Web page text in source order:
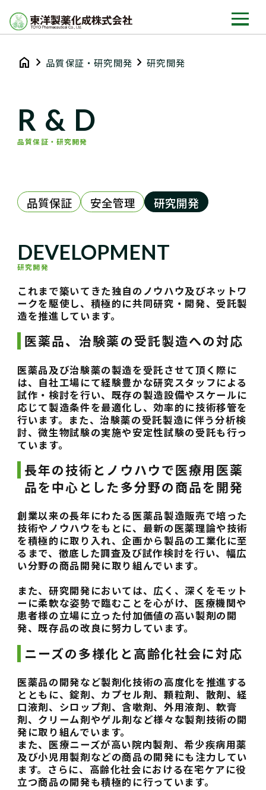
home chevron_right 品質保証・研究開発 chevron_right研究開発
R & D
品質保証・研究開発
品質保証 安全管理 研究開発
DEVELOPMENT
研究開発
これまで築いてきた独自のノウハウ及びネットワ
ークを駆使し、積極的に共同研究・開発、受託製
造を推進しています。
医薬品、治験薬の受託製造への対応
医薬品及び治験薬の製造を受託させて頂く際に
は、自社工場にて経験豊かな研究スタッフによる
試作・検討を行い、既存の製造設備やスケールに
応じて製造条件を最適化し、効率的に技術移管を
行います。また、治験薬の受託製造に伴う分析検
討、微生物試験の実施や安定性試験の受託も行っ
ています。
長年の技術とノウハウで医療用医薬
品を中心とした多分野の商品を開発
創業以来の長年にわたる医薬品製造販売で培った
技術やノウハウをもとに、最新の医薬理論や技術
を積極的に取り入れ、企画から製品の工業化に至
るまで、徹底した調査及び試作検討を行い、幅広
い分野の商品開発に取り組んでいます。
また、研究開発においては、広く、深くをモット
ーに柔軟な姿勢で臨むことを心がけ、医療機関や
患者様の立場に立った付加価値の高い製剤の開
発、既存品の改良に努力しています。
ニーズの多様化と高齢化社会に対応
医薬品の開発など製剤化技術の高度化を推進する
とともに、錠剤、カプセル剤、顆粒剤、散剤、経
口液剤、シロップ剤、含嗽剤、外用液剤、軟膏
剤、クリーム剤やゲル剤など様々な製剤技術の開
発に取り組んでいます。
また、医療ニーズが高い院内製剤、希少疾病用薬
及び小児用製剤などの商品の開発にも注力してい
ます。さらに、高齢化社会における在宅ケアに役
立つ商品の開発も積極的に行っています。